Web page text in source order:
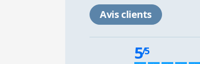
Avis clients
5/5